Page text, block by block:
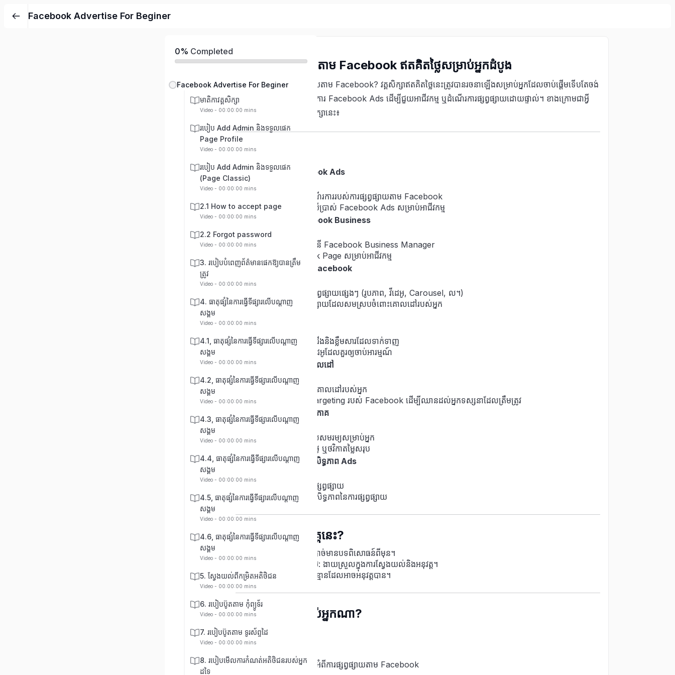
Facebook Advertise For Beginer
0% Completed
Facebook Advertise For Beginer
មាតិកាវគ្គសិក្សា
Video - 00:00:00 mins
របៀប Add Admin និងទទួលផេក
Page Profile
Video - 00:00:00 mins
របៀប Add Admin និងទទួលផេក
(Page Classic)
Video - 00:00:00 mins
2.1 How to accept page
Video - 00:00:00 mins
2.2 Forgot password
Video - 00:00:00 mins
3. របៀបបំពេញព័ត៌មានផេកឱ្យបានត្រឹម
ត្រូវ
Video - 00:00:00 mins
4. ធាតុផ្សំនៃការធ្វើទីផ្សារលើបណ្តាញ
សង្គម
Video - 00:00:00 mins
4.1, ធាតុផ្សំនៃការធ្វើទីផ្សារលើបណ្តាញ
សង្គម
Video - 00:00:00 mins
4.2, ធាតុផ្សំនៃការធ្វើទីផ្សារលើបណ្តាញ
សង្គម
Video - 00:00:00 mins
4.3, ធាតុផ្សំនៃការធ្វើទីផ្សារលើបណ្តាញ
សង្គម
Video - 00:00:00 mins
4.4, ធាតុផ្សំនៃការធ្វើទីផ្សារលើបណ្តាញ
សង្គម
Video - 00:00:00 mins
4.5, ធាតុផ្សំនៃការធ្វើទីផ្សារលើបណ្តាញ
សង្គម
Video - 00:00:00 mins
4.6, ធាតុផ្សំនៃការធ្វើទីផ្សារលើបណ្តាញ
សង្គម
Video - 00:00:00 mins
5. ស្វែងយល់ពីកម្រិតអតិថិជន
Video - 00:00:00 mins
6. របៀបប៊ូតតាម កុំព្យូទ័រ
Video - 00:00:00 mins
7. របៀបប៊ូតតាម ទូរស័ព្ទដៃ
Video - 00:00:00 mins
8. របៀបមើលការកំណត់អតិថិជនរបស់អ្នក
ដទៃ
វគ្គសិក្សាផ្សព្វផ្សាយតាម Facebook ឥតគិតថ្លៃសម្រាប់អ្នកដំបូង
តើអ្នកថ្មីសម្រាប់ការផ្សព្វផ្សាយតាម Facebook? វគ្គសិក្សាឥតគិតថ្លៃនេះត្រូវបានរចនាឡើងសម្រាប់អ្នកដែលចាប់ផ្តើមទើបតែចង់
រៀនអំពីការបង្កើតនិងដំណើរការ Facebook Ads ដើម្បីជួយអាជីវកម្ម ឬដំណើរការផ្សព្វផ្សាយដោយផ្ទាល់។ ខាងក្រោមជាអ្វី
ដែលអ្នកអាចរំពឹងទុកពីវគ្គសិក្សានេះ៖
មាតិកាវគ្គសិក្សា
សេចក្ដីផ្តើមអំពី Facebook Ads
ស្វែងយល់ពីរបៀបដំណើរការរបស់ការផ្សព្វផ្សាយតាម Facebook
អត្ថប្រយោជន៍នៃការប្រើប្រាស់ Facebook Ads សម្រាប់អាជីវកម្ម
ការរៀបចំគណនី Facebook Business
ដំណើរការដំឡើងគណនី Facebook Business Manager
ការបង្កើត Facebook Page សម្រាប់អាជីវកម្ម
ប្រភេទនៃការផ្សព្វផ្សាយ Facebook
ស្វែងយល់អំពីទម្រង់ផ្សព្វផ្សាយផ្សេងៗ (រូបភាព, វីដេអូ, Carousel, ល។)
ជ្រើសរើសទម្រង់ផ្សព្វផ្សាយដែលសមស្របចំពោះគោលដៅរបស់អ្នក
របៀបសរសេរចំណងជើងនិងខ្លឹមសារដែលទាក់ទាញ
ជ្រើសរើសរូបភាព ឬវីដេអូដែលគួរឲ្យចាប់អារម្មណ៍
ការប្រាស្រ័យប្រជាជនគោលដៅ
របៀបកំណត់ប្រជាជនគោលដៅរបស់អ្នក
ប្រើប្រាស់ឧបករណ៍ Targeting របស់ Facebook ដើម្បីឈានដល់អ្នកទស្សនាដែលត្រឹមត្រូវ
ការកំណត់ថវិកានិងកាលវិភាគ
របៀបកំណត់ថវិកាដែលសមរម្យសម្រាប់អ្នក
ជ្រើសរើសថវិកាប្រចាំថ្ងៃ ឬថវិកាតម្លៃសរុប
ការតាមដាននិងបង្កើនប្រសិទ្ធភាព Ads
ស្វែងយល់អំពីស្ថិតិការផ្សព្វផ្សាយ
គន្លឹះសម្រាប់កែលម្អប្រសិទ្ធភាពនៃការផ្សព្វផ្សាយ
ហេតុអ្វីត្រូវចូលរួមវគ្គនេះ?
: មិនចាំបាច់មានបទពិសោធន៍ពីមុន។
ការណែនាំជាដំណាក់កាល: ងាយស្រួលក្នុងការស្វែងយល់និងអនុវត្ត។
ជំនួយជាក់ស្តែង
: ផ្តល់ដំបូន្មានដែលអាចអនុវត្តបាន។
វគ្គសិក្សានេះសម្រាប់អ្នកណា?
អ្នកជាតម្លើងអាជីវកម្មតូច
សហគ្រិន
អ្នកធ្វើការលើផ្ទាល់ខ្លួន
អ្នកណាមួយដែលចង់រៀនអំពីការផ្សព្វផ្សាយតាម Facebook